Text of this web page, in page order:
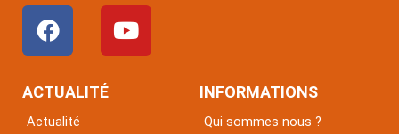
F
a
c
e
Y
o
u
ACTUALITÉ
Actualité
INFORMATIONS
Qui sommes nous ?